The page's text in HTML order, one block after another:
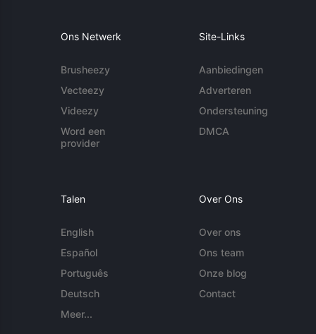
Ons Netwerk
Brusheezy
Vecteezy
Videezy
Word een
provider
Site-Links
Aanbiedingen
Adverteren
Ondersteuning
DMCA
Talen
English
Español
Português
Deutsch
Meer...
Over Ons
Over ons
Ons team
Onze blog
Contact